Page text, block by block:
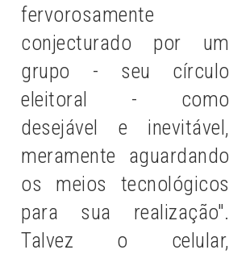
fervorosamente
conjecturado por um
grupo - seu círculo
eleitoral - como
desejável e inevitável,
meramente aguardando
os meios tecnológicos
para sua realização".
Talvez o celular,